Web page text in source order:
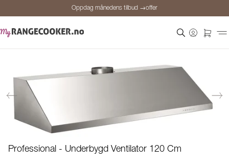
Oppdag månedens tilbud →offer
Personlig rådgivning
Professional - Underbygd Ventilator 120 Cm